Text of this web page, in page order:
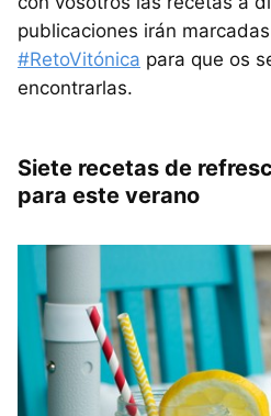
publicaciones irán
#RetoVitónica para que os
encontrarlas.
Siete recetas de
para este verano